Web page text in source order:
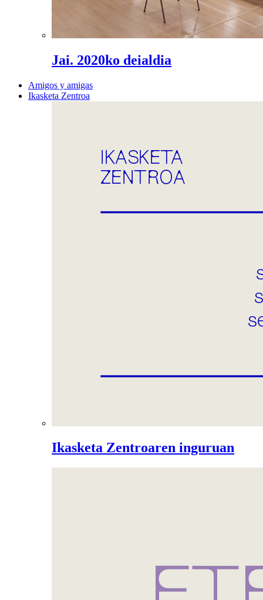
Jai. 2020ko deialdia
Amigos y amigas
Ikasketa Zentroa
Ikasketa Zentroaren inguruan